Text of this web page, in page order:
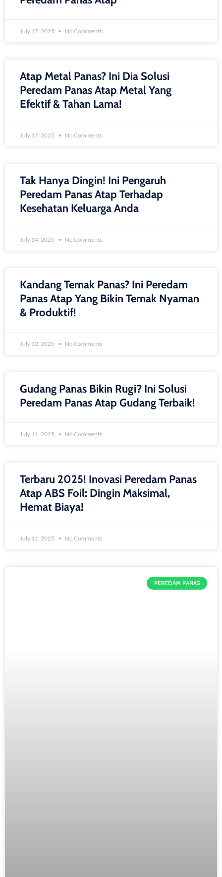
July 17, 2025 No Comments
Atap Metal Panas? Ini Dia Solusi
Peredam Panas Atap Metal Yang
Efektif & Tahan Lama!
July 17, 2025 No Comments
Tak Hanya Dingin! Ini Pengaruh
Peredam Panas Atap Terhadap
Kesehatan Keluarga Anda
July 14, 2025 No Comments
Kandang Ternak Panas? Ini Peredam
Panas Atap Yang Bikin Ternak Nyaman
& Produktif!
July 12, 2025 No Comments
Gudang Panas Bikin Rugi? Ini Solusi
Peredam Panas Atap Gudang Terbaik!
July 11, 2025 No Comments
Terbaru 2025! Inovasi Peredam Panas
Atap ABS Foil: Dingin Maksimal,
Hemat Biaya!
July 11, 2025 No Comments
PEREDAM PANAS